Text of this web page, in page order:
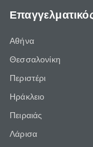
Αθήνα
Θεσσαλονίκη
Περιστέρι
Ηράκλειο
Πειραιάς
Λάρισα